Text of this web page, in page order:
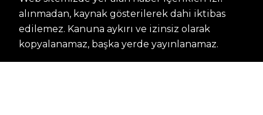
alınmadan, kaynak gösterilerek dahi iktibas
edilemez. Kanuna aykırı ve izinsiz olarak
kopyalanamaz, başka yerde yayınlanamaz.